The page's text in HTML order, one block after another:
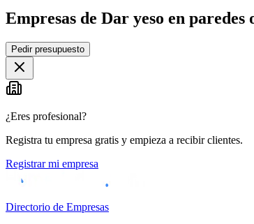
Empresas de Dar yeso en paredes
+
−
Pedir presupuesto
¿Eres profesional?
Registra tu empresa gratis y empieza a recibir clientes.
Registrar mi empresa
Directorio de Empresas